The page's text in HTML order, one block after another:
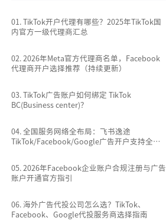
01.TikTok开户代理有哪些？2025年TikTok国
内官方一级代理商汇总
02.2026年Meta官方代理商名单，Facebook
代理商开户选择推荐（持续更新）
03.TikTok广告账户如何绑定 TikTok
BC(Business center)？
04.全国服务网络全布局：飞书逸途
TikTok/Facebook/Google广告开户支持全国
05.2026年Facebook企业账户合规注册与广告
账户开通官方指引
06.海外广告代投公司怎么选？TikTok、
Facebook、Google代投服务商选择指南